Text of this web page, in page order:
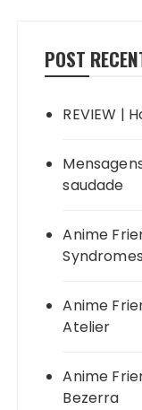
POST
REVIEW |
saudade
Anime
Syndromes
Anime
Atelier
Anime
Bezerra